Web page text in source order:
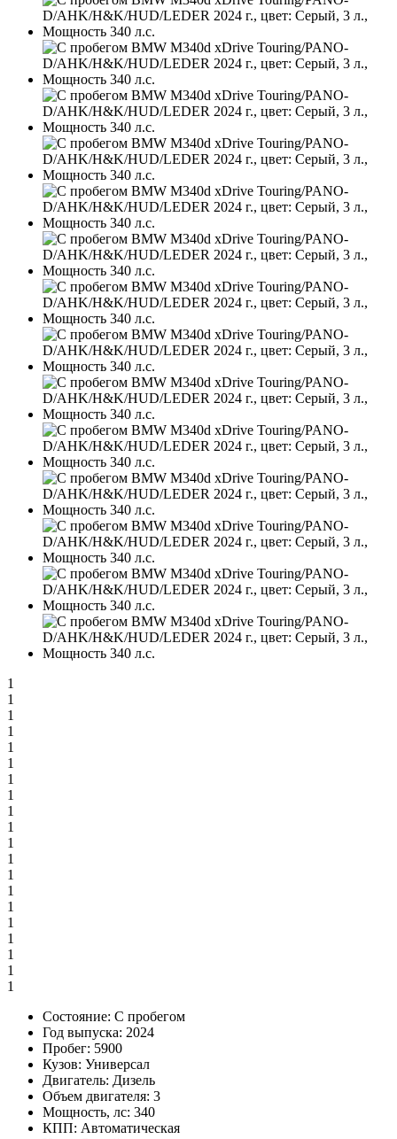
1
1
1
1
1
1
1
1
1
1
1
1
1
1
1
1
1
1
1
1
Состояние: С пробегом
Год выпуска: 2024
Пробег: 5900
Кузов: Универсал
Двигатель: Дизель
Объем двигателя: 3
Мощность, лс: 340
КПП: Автоматическая